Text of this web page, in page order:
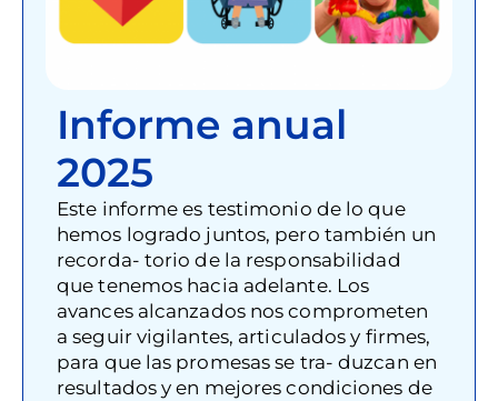
Informe anual
2025
Este informe es testimonio de lo que
hemos logrado juntos, pero también un
recorda- torio de la responsabilidad
que tenemos hacia adelante. Los
avances alcanzados nos comprometen
a seguir vigilantes, articulados y firmes,
para que las promesas se tra- duzcan en
resultados y en mejores condiciones de